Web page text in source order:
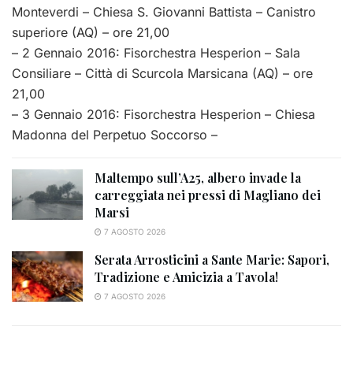
Monteverdi – Chiesa S. Giovanni Battista – Canistro
superiore (AQ) – ore 21,00
– 2 Gennaio 2016: Fisorchestra Hesperion – Sala
Consiliare – Città di Scurcola Marsicana (AQ) – ore
21,00
– 3 Gennaio 2016: Fisorchestra Hesperion – Chiesa
Madonna del Perpetuo Soccorso –
Maltempo sull’A25, albero invade la
carreggiata nei pressi di Magliano dei
Marsi
7 AGOSTO 2026
Serata Arrosticini a Sante Marie: Sapori,
Tradizione e Amicizia a Tavola!
7 AGOSTO 2026